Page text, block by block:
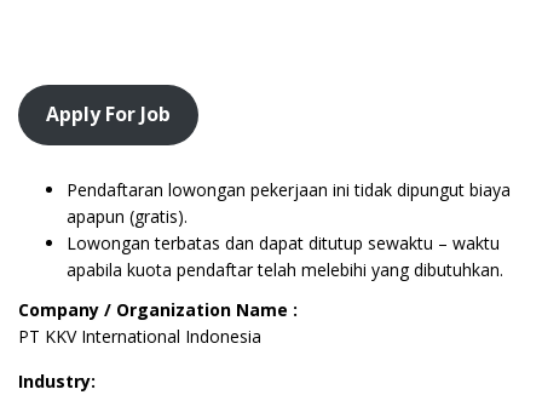
Apply For Job
Pendaftaran lowongan pekerjaan ini tidak dipungut biaya
apapun (gratis).
Lowongan terbatas dan dapat ditutup sewaktu – waktu
apabila kuota pendaftar telah melebihi yang dibutuhkan.
Company / Organization Name :
PT KKV International Indonesia
Industry: